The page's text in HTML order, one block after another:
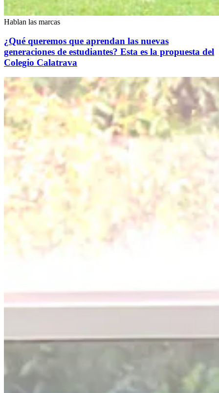
Hablan las marcas
¿Qué queremos que aprendan las nuevas
generaciones de estudiantes? Esta es la propuesta del
Colegio Calatrava